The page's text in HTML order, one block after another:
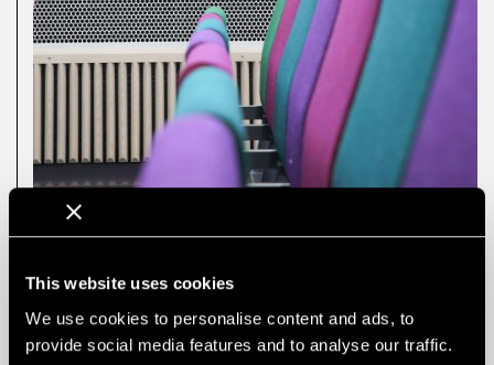
This website uses cookies
We use cookies to personalise content and ads, to
provide social media features and to analyse our traffic.
Powierzchnia: Biały pigmentowany popiół stały
Klasa ogniowa: B-s1,d0